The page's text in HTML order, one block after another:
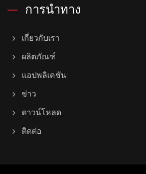
การนำทาง
เกี่ยวกับเรา
ผลิตภัณฑ์
แอปพลิเคชัน
ข่าว
ดาวน์โหลด
ติดต่อ